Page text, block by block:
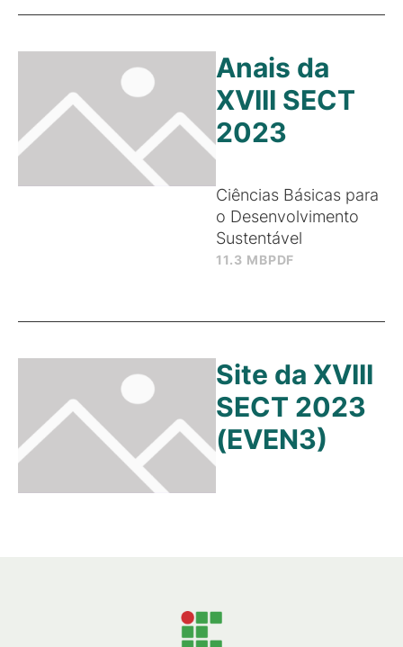
11.3 MBPDF
Anais da
XVIII SECT
2023
Ciências Básicas para
o Desenvolvimento
Sustentável
Site da XVIII
SECT 2023
(EVEN3)